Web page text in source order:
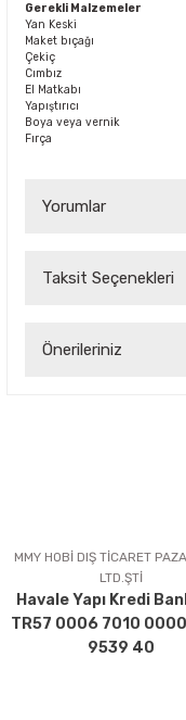
Gerekli Malzemeler
Yan Keski
Maket bıçağı
Çekiç
Cımbız
El Matkabı
Yapıştırıcı
Boya veya vernik
Fırça
Yorumlar
Taksit Seçenekleri
Önerileriniz
Ürün açıklamasında
Ürün bilgilerinde
Ürün fiyatı diğer
Bu ürüne benzer
MMY HOBİ DIŞ TİCARET
LTD.ŞTİ
Havale Yapı Kredi
TR57 0006 7010
9539 40